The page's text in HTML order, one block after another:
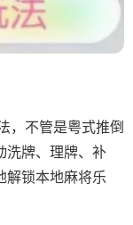
，不管是粤式推倒
洗牌、理牌、补
解锁本地麻将乐